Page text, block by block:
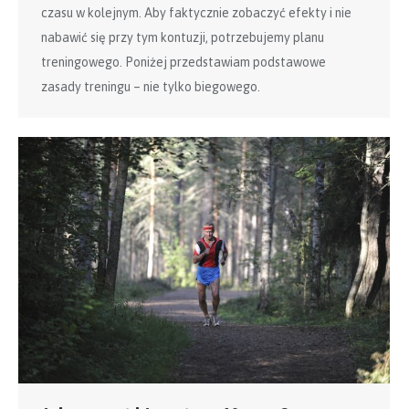
czasu w kolejnym. Aby faktycznie zobaczyć efekty i nie
nabawić się przy tym kontuzji, potrzebujemy planu
treningowego. Poniżej przedstawiam podstawowe
zasady treningu – nie tylko biegowego.